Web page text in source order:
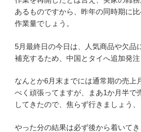
あるものですから、昨年の同時期に
作業量でしょう。
5月最終日の今日は、人気商品や欠品
補充するため、中国とタイへ追加発注
なんとか6月末までには通常期の売上
べく頑張ってますが、まあ1か月半で
してきたので、焦らず行きましょう、
やった分の結果は必ず後から着いて